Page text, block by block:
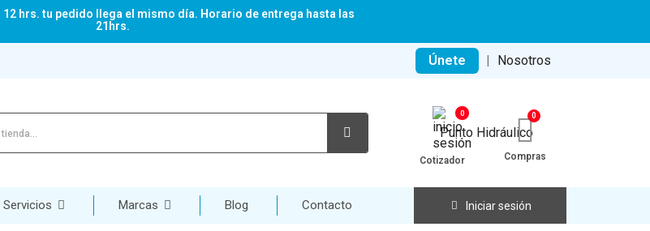
hrs. tu pedido llega el mismo día. Horario de entrega hasta las
21hrs.
Únete | Nosotros
0
Cotizador Compras
Servicios Marcas Blog Contacto Iniciar sesión